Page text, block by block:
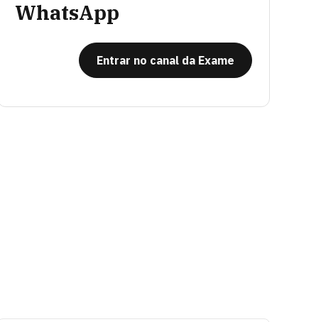
WhatsApp
Entrar no canal da Exame